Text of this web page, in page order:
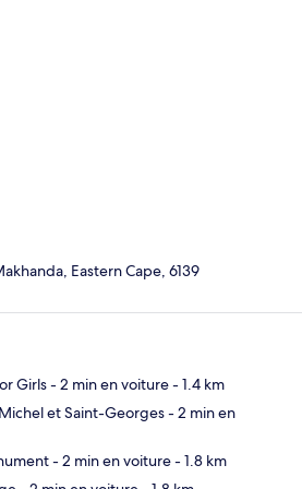
Eastern Cape, 6139
Girls- 2 min en voiture- 1.4 km
et Saint-Georges- 2 min en
- 2 min en voiture- 1.8 km